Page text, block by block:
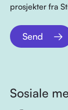
prosjekter fra
Send
Sosiale